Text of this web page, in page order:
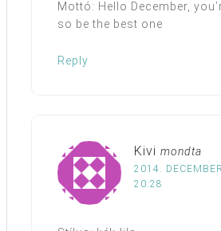
Mottó: Hello December,
so be the best one
Reply
Kivi mondta
2014.
20:28